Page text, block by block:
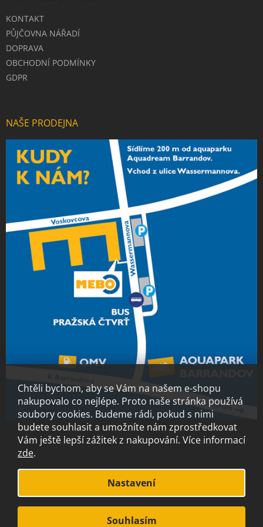
Chtěli bychom, aby se Vám na našem e-shopu
nakupovalo co nejlépe. Proto naše stránka používá
soubory cookies. Budeme rádi, pokud s nimi
budete souhlasit a umožníte nám zprostředkovat
Vám ještě lepší zážitek z nakupování. Více informací
zde.
Nastavení
Souhlasím
KONTAKT
PŮJČOVNA NÁŘADÍ
DOPRAVA
OBCHODNÍ PODMÍNKY
GDPR
NAŠE PRODEJNA
Vytvořil Shoptet
S láskou vyrobiloFilipesmedia 🧡